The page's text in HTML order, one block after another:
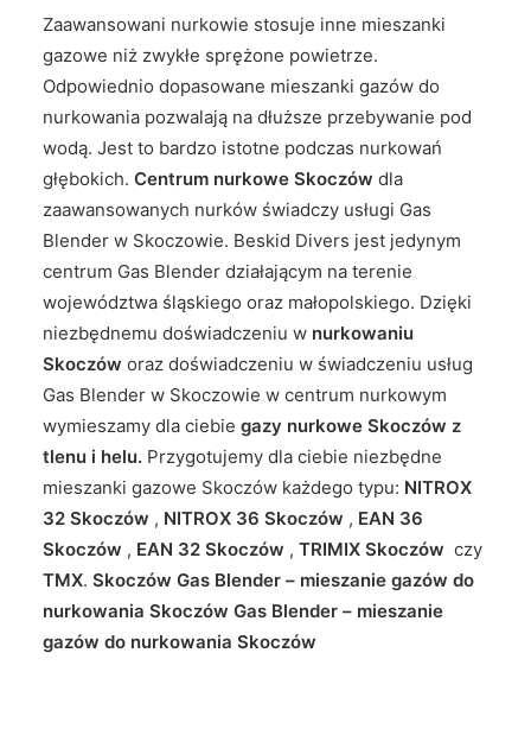
Zaawansowani nurkowie stosuje inne mieszanki
gazowe niż zwykłe sprężone powietrze.
Odpowiednio dopasowane mieszanki gazów do
nurkowania pozwalają na dłuższe przebywanie pod
wodą. Jest to bardzo istotne podczas nurkowań
głębokich. Centrum nurkowe Skoczów dla
zaawansowanych nurków świadczy usługi Gas
Blender w Skoczowie. Beskid Divers jest jedynym
centrum Gas Blender działającym na terenie
województwa śląskiego oraz małopolskiego. Dzięki
niezbędnemu doświadczeniu w nurkowaniu
Skoczów oraz doświadczeniu w świadczeniu usług
Gas Blender w Skoczowie w centrum nurkowym
wymieszamy dla ciebie gazy nurkowe Skoczów z
tlenu i helu. Przygotujemy dla ciebie niezbędne
mieszanki gazowe Skoczów każdego typu: NITROX
32 Skoczów , NITROX 36 Skoczów , EAN 36
Skoczów , EAN 32 Skoczów , TRIMIX Skoczów czy
TMX. Skoczów Gas Blender – mieszanie gazów do
nurkowania Skoczów Gas Blender – mieszanie
gazów do nurkowania Skoczów